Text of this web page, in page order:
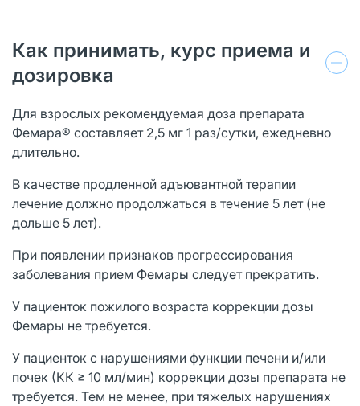
Как принимать, курс приема и
дозировка
Для взрослых рекомендуемая доза препарата
Фемара® составляет 2,5 мг 1 раз/сутки, ежедневно
длительно.
В качестве продленной адъювантной терапии
лечение должно продолжаться в течение 5 лет (не
дольше 5 лет).
При появлении признаков прогрессирования
заболевания прием Фемары следует прекратить.
У пациенток пожилого возраста коррекции дозы
Фемары не требуется.
У пациенток с нарушениями функции печени и/или
почек (КК ≥ 10 мл/мин) коррекции дозы препарата не
требуется. Тем не менее, при тяжелых нарушениях